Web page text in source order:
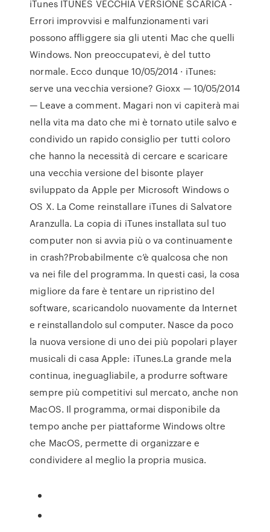
iTunes ITUNES VECCHIA VERSIONE SCARICA -
Errori improvvisi e malfunzionamenti vari
possono affliggere sia gli utenti Mac che quelli
Windows. Non preoccupatevi, è del tutto
normale. Ecco dunque 10/05/2014 · iTunes:
serve una vecchia versione? Gioxx — 10/05/2014
— Leave a comment. Magari non vi capiterà mai
nella vita ma dato che mi è tornato utile salvo e
condivido un rapido consiglio per tutti coloro
che hanno la necessità di cercare e scaricare
una vecchia versione del bisonte player
sviluppato da Apple per Microsoft Windows o
OS X. La Come reinstallare iTunes di Salvatore
Aranzulla. La copia di iTunes installata sul tuo
computer non si avvia più o va continuamente
in crash?Probabilmente c’è qualcosa che non
va nei file del programma. In questi casi, la cosa
migliore da fare è tentare un ripristino del
software, scaricandolo nuovamente da Internet
e reinstallandolo sul computer. Nasce da poco
la nuova versione di uno dei più popolari player
musicali di casa Apple: iTunes.La grande mela
continua, ineguagliabile, a produrre software
sempre più competitivi sul mercato, anche non
MacOS. Il programma, ormai disponibile da
tempo anche per piattaforme Windows oltre
che MacOS, permette di organizzare e
condividere al meglio la propria musica.